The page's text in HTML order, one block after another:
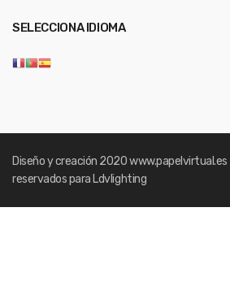
SELECCIONA IDIOMA
Diseño y creación 2020www.papelvirtual.es
reservados para Ldvlighting